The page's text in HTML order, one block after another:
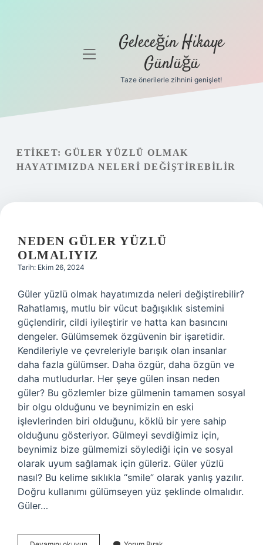
Gizlilik
Yasal Uyarı
menüyü Geleceğin Hikaye
Günlüğü
Taze önerilerle zihnini genişlet!
ETIKET: GÜLER YÜZLÜ OLMAK
HAYATIMIZDA NELERI DEĞIŞTIREBILIR
NEDEN GÜLER YÜZLÜ
OLMALIYIZ
Tarih: Ekim 26, 2024
Güler yüzlü olmak hayatımızda neleri değiştirebilir?
Rahatlamış, mutlu bir vücut bağışıklık sistemini
güçlendirir, cildi iyileştirir ve hatta kan basıncını
dengeler. Gülümsemek özgüvenin bir işaretidir.
Kendileriyle ve çevreleriyle barışık olan insanlar
daha fazla gülümser. Daha özgür, daha özgün ve
daha mutludurlar. Her şeye gülen insan neden
güler? Bu gözlemler bize gülmenin tamamen sosyal
bir olgu olduğunu ve beynimizin en eski
işlevlerinden biri olduğunu, köklü bir yere sahip
olduğunu gösteriyor. Gülmeyi sevdiğimiz için,
beynimiz bize gülmemizi söylediği için ve sosyal
olarak uyum sağlamak için güleriz. Güler yüzlü
nasıl? Bu kelime sıklıkla “smile” olarak yanlış yazılır.
Doğru kullanımı gülümseyen yüz şeklinde olmalıdır.
Güler…